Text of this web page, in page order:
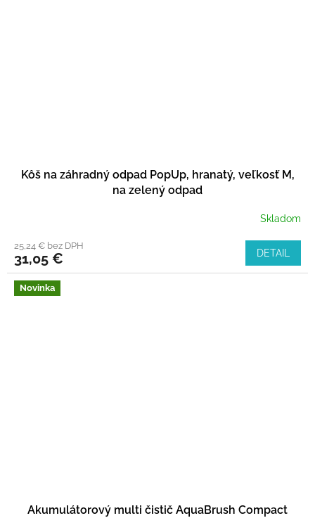
Kôš na záhradný odpad PopUp, hranatý, veľkosť M,
na zelený odpad
Skladom
25,24 € bez DPH
31,05 € DETAIL
Novinka
Akumulátorový multi čistič AquaBrush Compact